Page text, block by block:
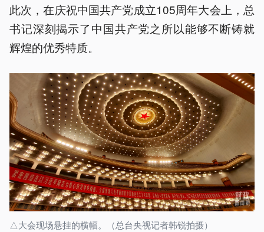
此次，在庆祝中国共产党成立105周年大会上，总
书记深刻揭示了中国共产党之所以能够不断铸就
辉煌的优秀特质。
△大会现场悬挂的横幅。（总台央视记者韩锐拍摄）